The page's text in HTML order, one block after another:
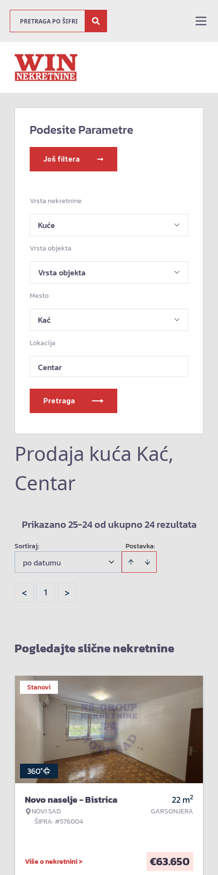
Podesite Parametre
Još filtera
Vrsta nekretnine
Vrsta objekta
Mesto
Lokacija
Centar
Pretraga
Prodaja kuća Kać,
Centar
Prikazano 25-24 od ukupno 24 rezultata
Postavka:
Sortiraj:
po datumu
< 1 >
Pogledajte slične nekretnine
Stanovi
360°
Novo naselje - Bistrica
NOVI SAD
ŠIFRA: #576004
22m2
GARSONJERA
Više o nekretnini > €63.650